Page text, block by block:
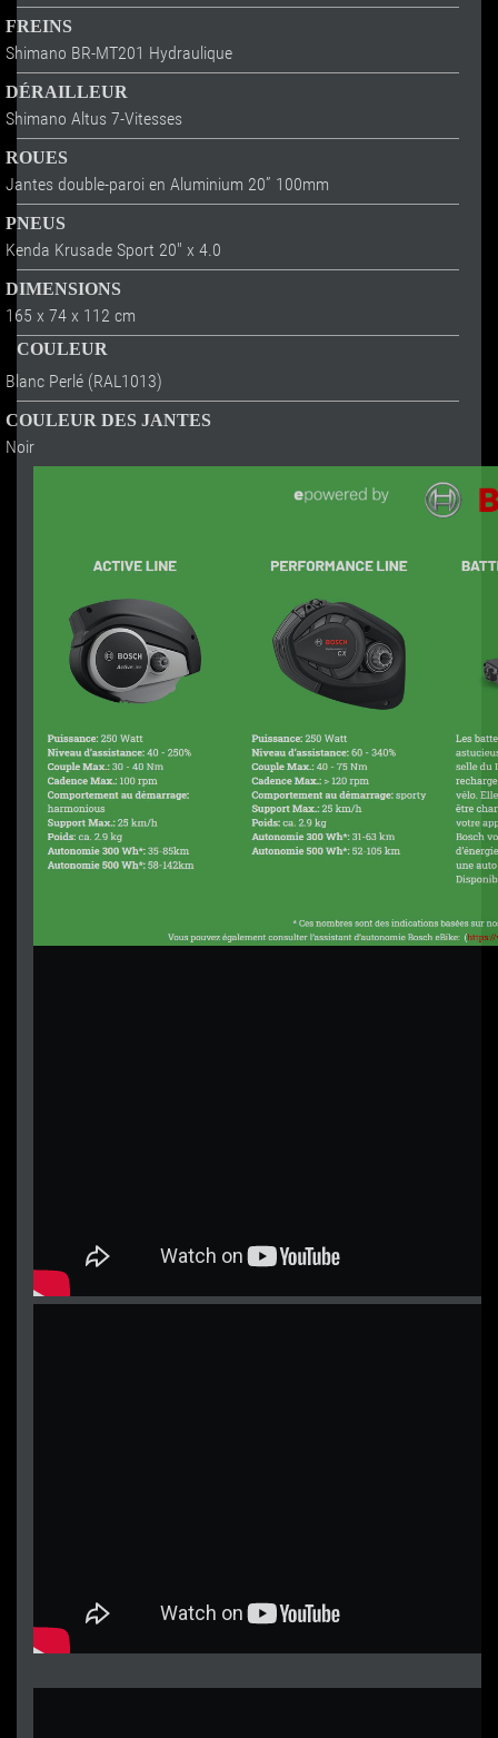
FREINS
Shimano BR-MT201 Hydraulique
DÉRAILLEUR
Shimano Altus 7-Vitesses
ROUES
Jantes double-paroi en Aluminium 20” 100mm
PNEUS
Kenda Krusade Sport 20" x 4.0
DIMENSIONS
165 x 74 x 112 cm
COULEUR
Blanc Perlé (RAL1013)
COULEUR DES JANTES
Noir